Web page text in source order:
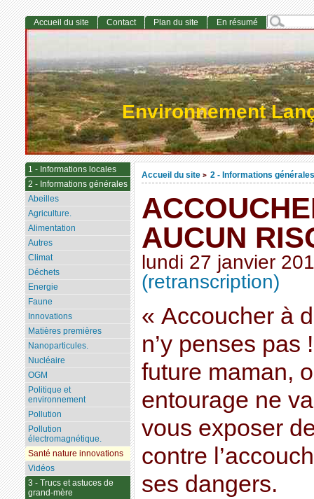
Environnement
Accueil du site > 2 - Informations générales
AUCUN
lundi 27 janvier
(retranscription)
« Accoucher à
n’y penses pas
future maman,
entourage ne
vous exposer
contre
ses dangers.
Accueil du site Contact Plan du site En résumé
1 - Informations locales
2 - Informations générales
Abeilles
Agriculture.
Alimentation
Autres
Climat
Déchets
Energie
Faune
Innovations
Matières premières
Nanoparticules.
Nucléaire
OGM
Politique et
environnement
Pollution
Pollution
électromagnétique.
Santé nature innovations
Vidéos
3 - Trucs et astuces de
grand-mère